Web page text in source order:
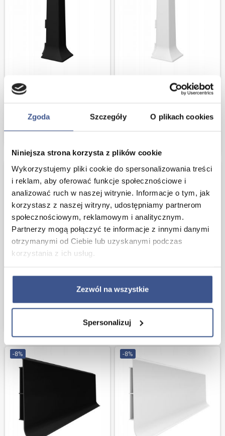
Zgoda Szczegóły O plikach cookies
Niniejsza strona korzysta z plików cookie
Wykorzystujemy pliki cookie do spersonalizowania treści
i reklam, aby oferować funkcje społecznościowe i
analizować ruch w naszej witrynie. Informacje o tym, jak
korzystasz z naszej witryny, udostępniamy partnerom
społecznościowym, reklamowym i analitycznym.
Partnerzy mogą połączyć te informacje z innymi danymi
otrzymanymi od Ciebie lub uzyskanymi podczas
korzystania z ich usług.
Zezwól na wszystkie
Spersonalizuj
VOX Linela 412 Vilo Narożnik
Narożnik zewnętrzny biały
-8%
VOX Linela 412 Vilo Narożnik
Wewnętrzny CZARNY
3,13 zł
KUP TERAZ
-8%
Narożnik wewnętrzny biały
akcesoria do Listwy VOX Linela
3,13 zł
-8% -8%